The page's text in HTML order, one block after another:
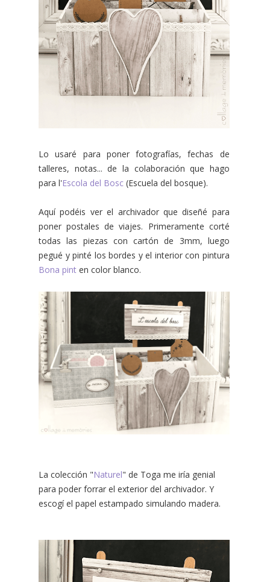
Lo usaré para poner fotografías, fechas de
talleres, notas... de la colaboración que hago
para l'Escola del Bosc (Escuela del bosque).
Aquí podéis ver el archivador que diseñé para
poner postales de viajes. Primeramente corté
todas las piezas con cartón de 3mm, luego
pegué y pinté los bordes y el interior con pintura
Bona pint en color blanco.
La colección "Naturel" de Toga me iría genial
para poder forrar el exterior del archivador. Y
escogí el papel estampado simulando madera.